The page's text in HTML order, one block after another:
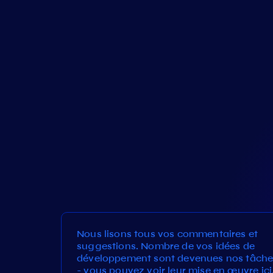
Nous lisons tous vos commentaires et
suggestions. Nombre de vos idées de
développement sont devenues nos
- vous pouvez voir leur mise en œuvre